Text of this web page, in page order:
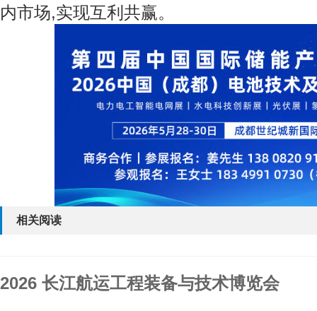
内市场,实现互利共赢。
相关阅读
2026 长江航运工程装备与技术博览会